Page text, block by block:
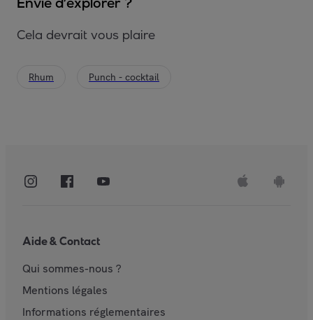
Cela devrait vous plaire
Rhum Punch - cocktail
Aide & Contact
Qui sommes-nous ?
Mentions légales
Informations réglementaires